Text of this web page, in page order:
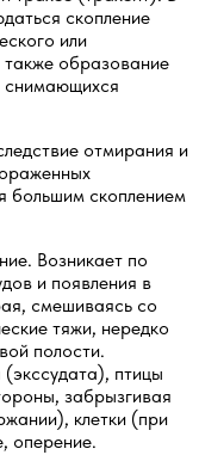
скопление
или
также образование
снимающихся
отмирания и
большим скоплением
Возникает по
и появления в
смешиваясь со
тяжи, нередко
полости.
птицы
забрызгивая
клетки (при
оперение.